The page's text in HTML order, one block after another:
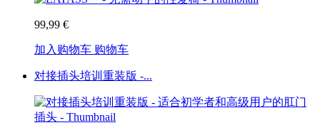
99,99 €
加入购物车 购物车
对接插头培训重装版 -...